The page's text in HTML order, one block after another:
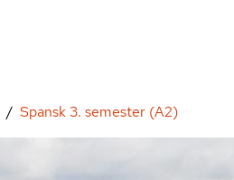
Spansk 3. semester (A2)